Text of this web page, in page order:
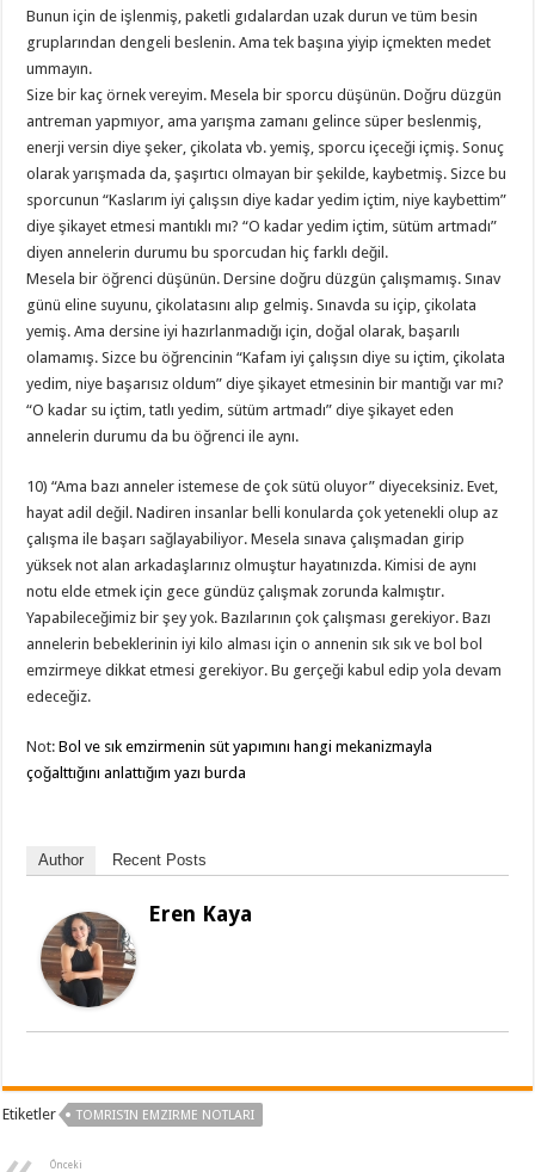
Bunun için de işlenmiş, paketli gıdalardan uzak durun ve tüm besin
gruplarından dengeli beslenin. Ama tek başına yiyip içmekten medet
ummayın.
Size bir kaç örnek vereyim. Mesela bir sporcu düşünün. Doğru düzgün
antreman yapmıyor, ama yarışma zamanı gelince süper beslenmiş,
enerji versin diye şeker, çikolata vb. yemiş, sporcu içeceği içmiş. Sonuç
olarak yarışmada da, şaşırtıcı olmayan bir şekilde, kaybetmiş. Sizce bu
sporcunun “Kaslarım iyi çalışsın diye kadar yedim içtim, niye kaybettim”
diye şikayet etmesi mantıklı mı? “O kadar yedim içtim, sütüm artmadı”
diyen annelerin durumu bu sporcudan hiç farklı değil.
Mesela bir öğrenci düşünün. Dersine doğru düzgün çalışmamış. Sınav
günü eline suyunu, çikolatasını alıp gelmiş. Sınavda su içip, çikolata
yemiş. Ama dersine iyi hazırlanmadığı için, doğal olarak, başarılı
olamamış. Sizce bu öğrencinin “Kafam iyi çalışsın diye su içtim, çikolata
yedim, niye başarısız oldum” diye şikayet etmesinin bir mantığı var mı?
“O kadar su içtim, tatlı yedim, sütüm artmadı” diye şikayet eden
annelerin durumu da bu öğrenci ile aynı.
10) “Ama bazı anneler istemese de çok sütü oluyor” diyeceksiniz. Evet,
hayat adil değil. Nadiren insanlar belli konularda çok yetenekli olup az
çalışma ile başarı sağlayabiliyor. Mesela sınava çalışmadan girip
yüksek not alan arkadaşlarınız olmuştur hayatınızda. Kimisi de aynı
notu elde etmek için gece gündüz çalışmak zorunda kalmıştır.
Yapabileceğimiz bir şey yok. Bazılarının çok çalışması gerekiyor. Bazı
annelerin bebeklerinin iyi kilo alması için o annenin sık sık ve bol bol
emzirmeye dikkat etmesi gerekiyor. Bu gerçeği kabul edip yola devam
edeceğiz.
Not:Bol ve sık emzirmenin süt yapımını hangi mekanizmayla
çoğalttığını anlattığım yazı burda
Author Recent Posts
Eren Kaya
Etiketler TOMRIS'IN EMZIRME NOTLARI
Önceki